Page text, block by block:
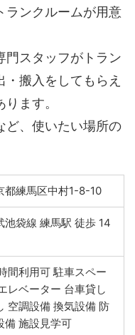
ランクルームが用意
門スタッフがトラン
搬入をしてもらえ
ます。
ど、使いたい場所の
都練馬区中村1-8-10
池袋線 練馬駅 徒歩 14
間利用可 駐車スペー
レベーター 台車貸し
空調設備 換気設備 防
備 施設見学可